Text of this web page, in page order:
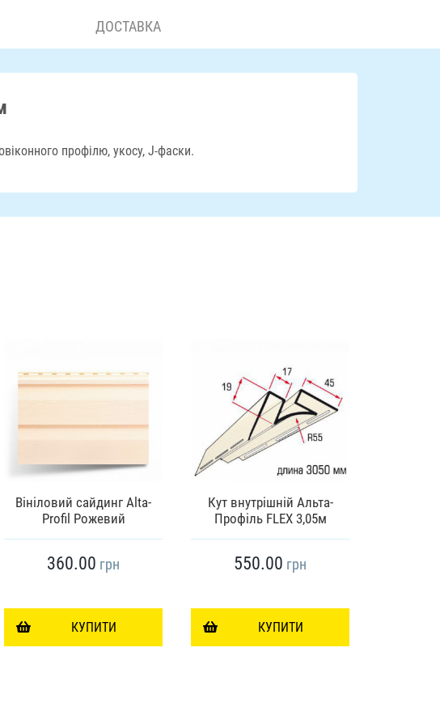
ДОСТАВКА
профілю, укосу, J-фаски.
Вініловий сайдинг Alta-
Profil Рожевий
360.00 грн
КУПИТИ
Кут внутрішній Альта-
Профіль FLEX 3,05м
550.00 грн
КУПИТИ